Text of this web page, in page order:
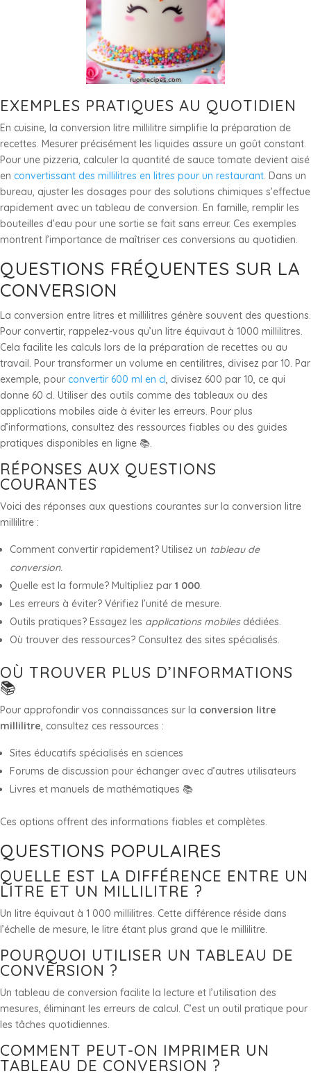
EXEMPLES PRATIQUES AU QUOTIDIEN
En cuisine, la conversion litre millilitre simplifie la préparation de
recettes. Mesurer précisément les liquides assure un goût constant.
Pour une pizzeria, calculer la quantité de sauce tomate devient aisé
en convertissant des millilitres en litres pour un restaurant. Dans un
bureau, ajuster les dosages pour des solutions chimiques s’effectue
rapidement avec un tableau de conversion. En famille, remplir les
bouteilles d’eau pour une sortie se fait sans erreur. Ces exemples
montrent l’importance de maîtriser ces conversions au quotidien.
QUESTIONS FRÉQUENTES SUR LA
CONVERSION
La conversion entre litres et millilitres génère souvent des questions.
Pour convertir, rappelez-vous qu’un litre équivaut à 1000 millilitres.
Cela facilite les calculs lors de la préparation de recettes ou au
travail. Pour transformer un volume en centilitres, divisez par 10. Par
exemple, pour convertir 600 ml en cl, divisez 600 par 10, ce qui
donne 60 cl. Utiliser des outils comme des tableaux ou des
applications mobiles aide à éviter les erreurs. Pour plus
d’informations, consultez des ressources fiables ou des guides
pratiques disponibles en ligne 📚.
RÉPONSES AUX QUESTIONS
COURANTES
Voici des réponses aux questions courantes sur la conversion litre
millilitre :
Comment convertir rapidement? Utilisez un tableau de
conversion.
Quelle est la formule? Multipliez par 1 000.
Les erreurs à éviter? Vérifiez l’unité de mesure.
Outils pratiques? Essayez les applications mobilesdédiées.
Où trouver des ressources? Consultez des sites spécialisés.
OÙ TROUVER PLUS D’INFORMATIONS
📚
Pour approfondir vos connaissances sur la conversion litre
millilitre, consultez ces ressources :
Sites éducatifs spécialisés en sciences
Forums de discussion pour échanger avec d’autres utilisateurs
Livres et manuels de mathématiques 📚
Ces options offrent des informations fiables et complètes.
QUESTIONS POPULAIRES
QUELLE EST LA DIFFÉRENCE ENTRE UN
LITRE ET UN MILLILITRE ?
Un litre équivaut à 1 000 millilitres. Cette différence réside dans
l’échelle de mesure, le litre étant plus grand que le millilitre.
POURQUOI UTILISER UN TABLEAU DE
CONVERSION ?
Un tableau de conversion facilite la lecture et l’utilisation des
mesures, éliminant les erreurs de calcul. C’est un outil pratique pour
les tâches quotidiennes.
COMMENT PEUT-ON IMPRIMER UN
TABLEAU DE CONVERSION ?